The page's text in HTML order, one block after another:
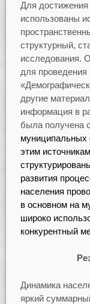
Для
использованы
структурный,
исследования.
для проведения
другие
информация в
была получена с
муниципальных
этим
развития
населения
в основном на
широко
конкурентный
Динамика
яркий